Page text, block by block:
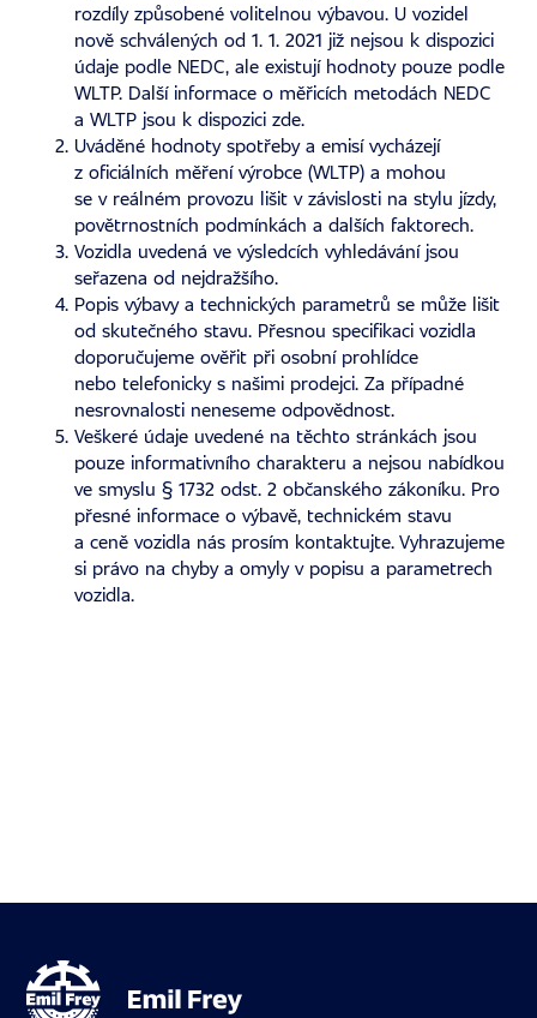
rozdíly způsobené volitelnou výbavou. U vozidel
nově schválených od 1. 1. 2021 již nejsou k dispozici
údaje podle NEDC, ale existují hodnoty pouze podle
WLTP. Další informace o měřicích metodách NEDC
a WLTP jsou k dispozicizde.
Uváděné hodnoty spotřeby a emisí vycházejí
z oficiálních měření výrobce (WLTP) a mohou
se v reálném provozu lišit v závislosti na stylu jízdy,
povětrnostních podmínkách a dalších faktorech.
Vozidla uvedená ve výsledcích vyhledávání jsou
seřazena od nejdražšího.
Popis výbavy a technických parametrů se může lišit
od skutečného stavu. Přesnou specifikaci vozidla
doporučujeme ověřit při osobní prohlídce
nebo telefonicky s našimi prodejci. Za případné
nesrovnalosti neneseme odpovědnost.
Veškeré údaje uvedené na těchto stránkách jsou
pouze informativního charakteru a nejsou nabídkou
ve smyslu § 1732 odst. 2 občanského zákoníku. Pro
přesné informace o výbavě, technickém stavu
a ceně vozidla nás prosím kontaktujte. Vyhrazujeme
si právo na chyby a omyly v popisu a parametrech
vozidla.